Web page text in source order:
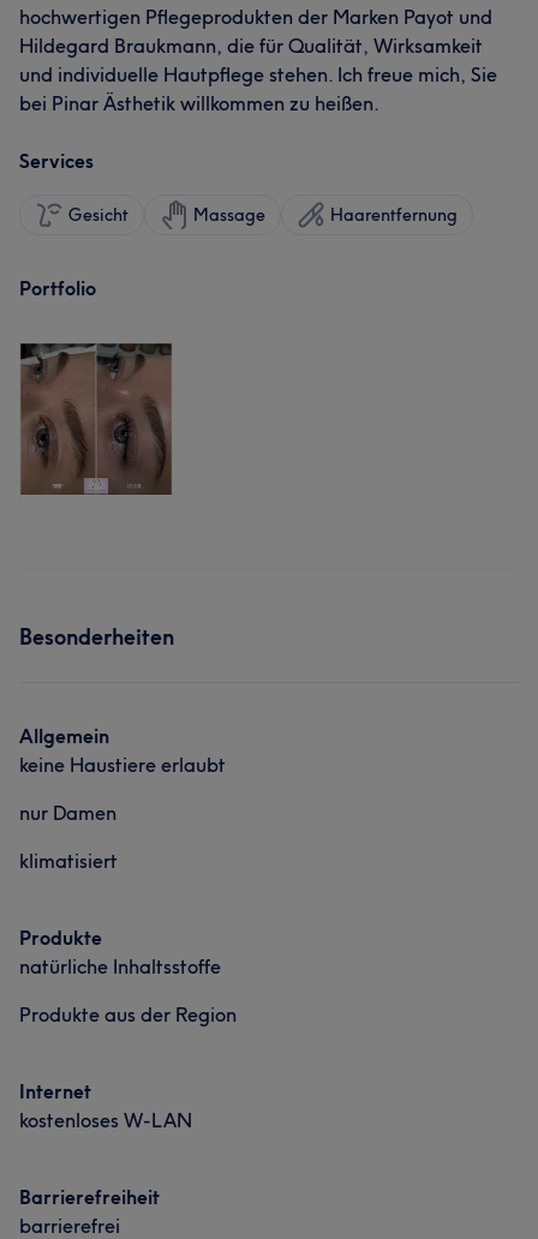
hochwertigen Pflegeprodukten der Marken Payot und
Hildegard Braukmann, die für Qualität, Wirksamkeit
und individuelle Hautpflege stehen. Ich freue mich, Sie
bei Pinar Ästhetik willkommen zu heißen.
Services
Gesicht Massage Haarentfernung
Portfolio
Besonderheiten
Allgemein
keine Haustiere erlaubt
nur Damen
klimatisiert
Produkte
natürliche Inhaltsstoffe
Produkte aus der Region
Internet
kostenloses W-LAN
Barrierefreiheit
barrierefrei